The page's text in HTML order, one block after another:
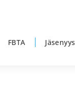
FBTA Jäsenyys